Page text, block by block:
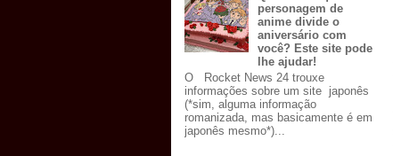
personagem de
anime divide o
aniversário com
você? Este site pode
lhe ajudar!
O Rocket News 24 trouxe
informações sobre um site japonês
(*sim, alguma informação
romanizada, mas basicamente é em
japonês mesmo*)...